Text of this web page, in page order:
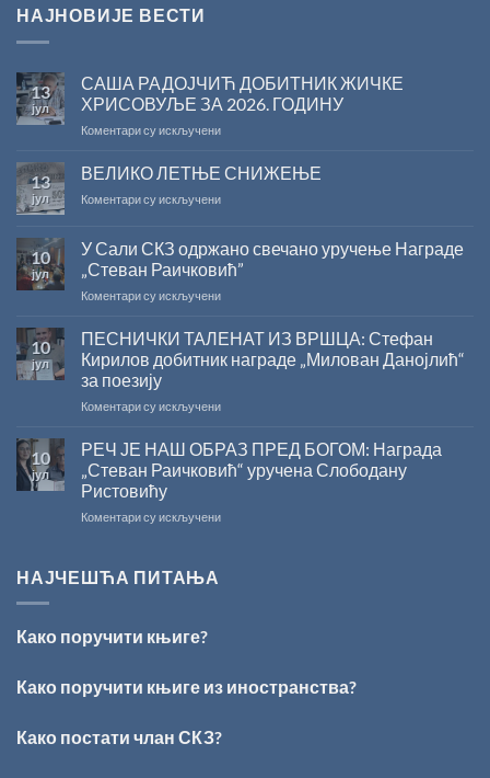
НАЈНОВИЈЕ ВЕСТИ
13
јул
САША РАДОЈЧИЋ ДОБИТНИК ЖИЧКЕ
ХРИСОВУЉЕ ЗА 2026. ГОДИНУ
Коментари су искљученина
РАДОЈЧИЋ
ДОБИТНИК
ЖИЧКЕ
2026.
ГОДИНУ
13
јул
ВЕЛИКО ЛЕТЊЕ СНИЖЕЊЕ
Коментари су искљученина
СНИЖЕЊЕ
10
јул
У Сали СКЗ одржано свечано уручење Награде
„Стеван Раичковић”
Коментари су искљученина
Сали
СКЗ
одржано
уручење
„Стеван
Раичковић”
10
јул
ПЕСНИЧКИ ТАЛЕНАТ ИЗ ВРШЦА: Стефан
Кирилов добитник награде „Милован Данојлић“
за поезију
Коментари су искљученина
ТАЛЕНАТ
ИЗ
ВРШЦА:
Кирилов
10
јул
РЕЧ ЈЕ НАШ ОБРАЗ ПРЕД БОГОМ: Награда
„Стеван Раичковић“ уручена Слободану
Ристовићу
Коментари су искљученина
Раичковић“
Ристовићу
НАЈЧЕШЋА ПИТАЊА
Како поручити књиге?
Како поручити књиге из иностранства?
Како постати члан СКЗ?